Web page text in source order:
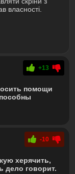
власності.
+13
помощи
-10
херячить,
дело говорит.